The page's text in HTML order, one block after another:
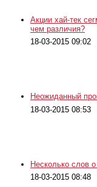
Акции хай-тек
чем различия?
18-03-2015 09:02
Неожиданный
18-03-2015 08:53
Несколько слов
18-03-2015 08:48